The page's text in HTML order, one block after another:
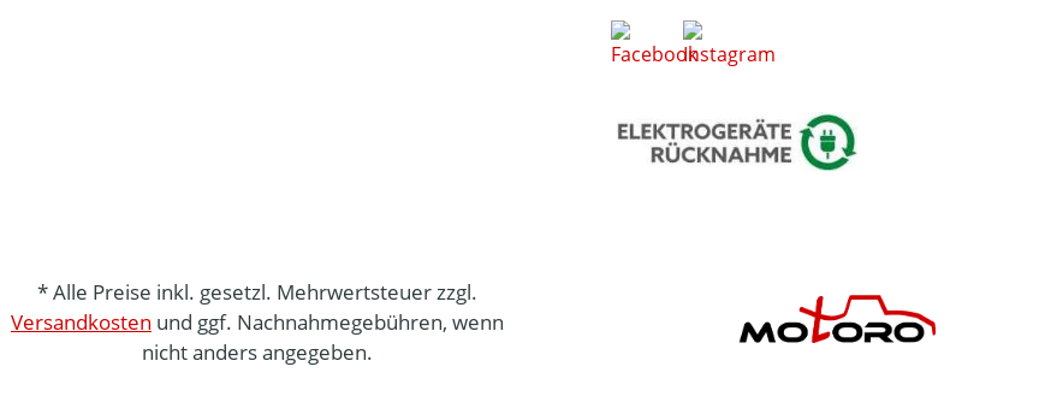
* Alle Preise inkl. gesetzl. Mehrwertsteuer zzgl.
Versandkosten und ggf. Nachnahmegebühren, wenn
nicht anders angegeben.